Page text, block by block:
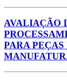
AVALIAÇÃO
PARA